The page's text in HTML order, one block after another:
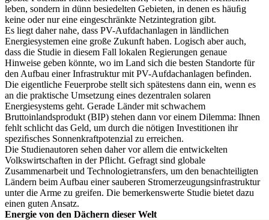
leben, sondern in dünn besiedelten Gebieten, in denen es häuﬁg
keine oder nur eine eingeschränkte Netzintegration gibt.
Es liegt daher nahe, dass PV-Aufdachanlagen in ländlichen
Energiesystemen eine große Zukunft haben. Logisch aber auch,
dass die Studie in diesem Fall lokalen Regierungen genaue
Hinweise geben könnte, wo im Land sich die besten Standorte für
den Aufbau einer Infrastruktur mit PV-Aufdachanlagen befinden.
Die eigentliche Feuerprobe stellt sich spätestens dann ein, wenn es
an die praktische Umsetzung eines dezentralen solaren
Energiesystems geht. Gerade Länder mit schwachem
Bruttoinlandsprodukt (BIP) stehen dann vor einem Dilemma: Ihnen
fehlt schlicht das Geld, um durch die nötigen Investitionen ihr
speziﬁsches Sonnenkraftpotenzial zu erreichen.
Die Studienautoren sehen daher vor allem die entwickelten
Volkswirtschaften in der Pﬂicht. Gefragt sind globale
Zusammenarbeit und Technologietransfers, um den benachteiligten
Ländern beim Aufbau einer sauberen Stromerzeugungsinfrastruktur
unter die Arme zu greifen. Die bemerkenswerte Studie bietet dazu
einen guten Ansatz.
Energie von den Dächern dieser Welt